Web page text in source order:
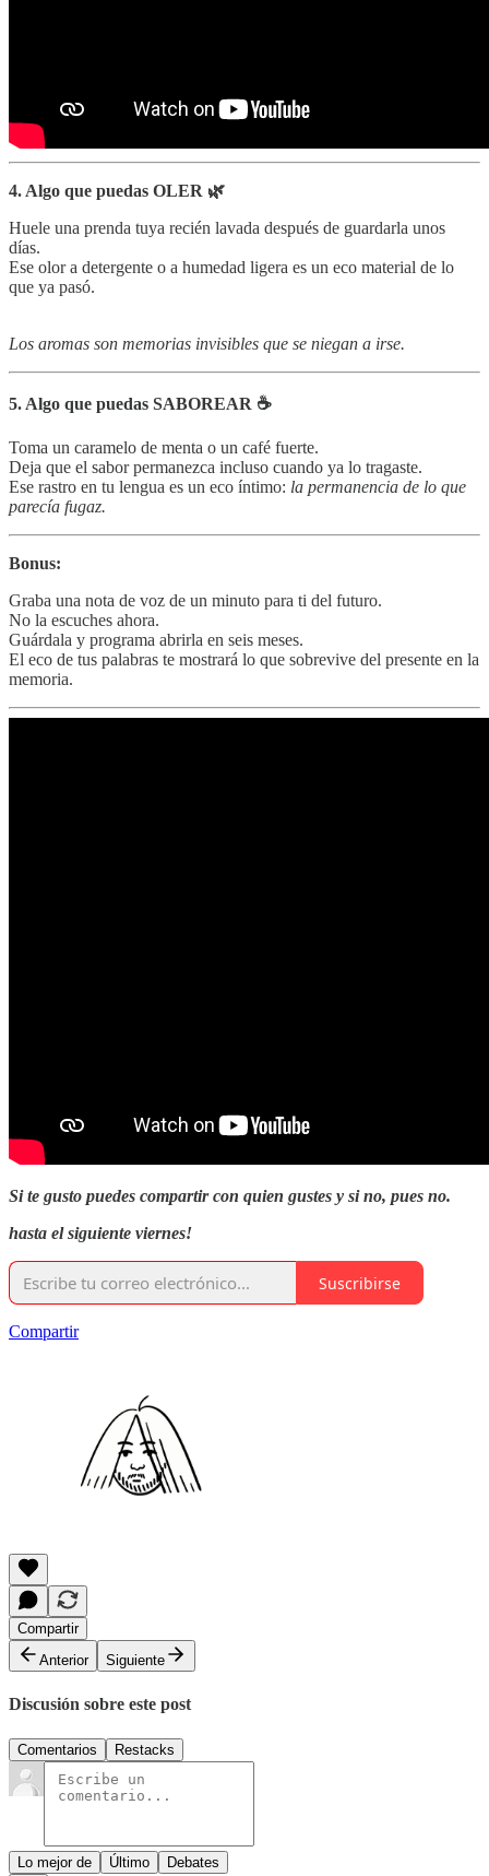
4. Algo que puedas OLER 🌿
Huele una prenda tuya recién lavada después de guardarla unos
días.
Ese olor a detergente o a humedad ligera es un eco material de lo
que ya pasó.
Los aromas son memorias invisibles que se niegan a irse.
5. Algo que puedas SABOREAR ☕
Toma un caramelo de menta o un café fuerte.
Deja que el sabor permanezca incluso cuando ya lo tragaste.
Ese rastro en tu lengua es un eco íntimo: la permanencia de lo que
parecía fugaz.
Bonus:
Graba una nota de voz de un minuto para ti del futuro.
No la escuches ahora.
Guárdala y programa abrirla en seis meses.
El eco de tus palabras te mostrará lo que sobrevive del presente en la
memoria.
Si te gusto puedes compartir con quien gustes y si no, pues no.
hasta el siguiente viernes!
Suscribirse
Compartir
Compartir
Anterior
Siguiente
Discusión sobre este post
Comentarios Restacks
Lo mejor de Último Debates